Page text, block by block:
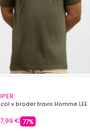
v broder travis Homme LEE
7,99 € 77%